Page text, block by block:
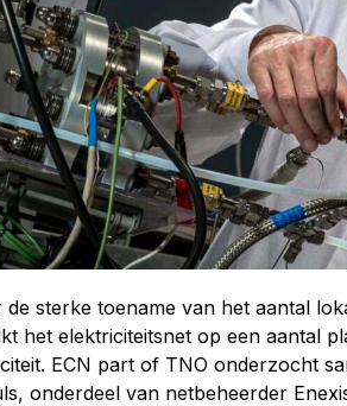
de sterke toename van het aantal
het elektriciteitsnet op een aantal
ECN part of TNO onderzocht
onderdeel van netbeheerder